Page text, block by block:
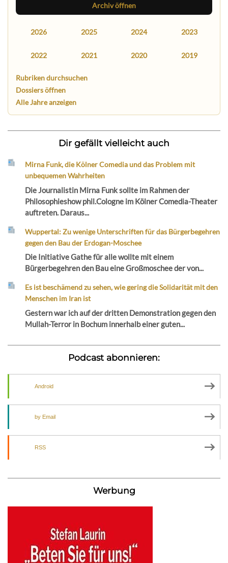
Archiv öffnen
2026 2025 2024 2023
2022 2021 2020 2019
Rubriken durchsuchen
Dossiers öffnen
Alle Jahre anzeigen
Dir gefällt vielleicht auch
Mirna Funk, die Kölner Comedia und das Problem mit
unbequemen Wahrheiten
Die Journalistin Mirna Funk sollte im Rahmen der
Philosophieshow phil.Cologne im Kölner Comedia-Theater
auftreten. Daraus...
Wuppertal: Zu wenige Unterschriften für das Bürgerbegehren
gegen den Bau der Erdogan-Moschee
Die Initiative Gathe für alle wollte mit einem
Bürgerbegehren den Bau eine Großmoschee der von...
Es ist beschämend zu sehen, wie gering die Solidarität mit den
Menschen im Iran ist
Gestern war ich auf der dritten Demonstration gegen den
Mullah-Terror in Bochum innerhalb einer guten...
Podcast abonnieren:
Android
by Email
RSS
Werbung